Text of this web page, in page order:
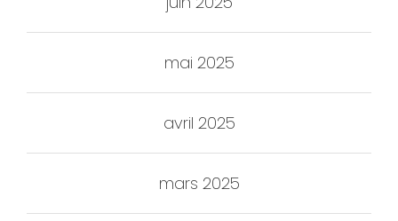
mai 2025
avril 2025
mars 2025